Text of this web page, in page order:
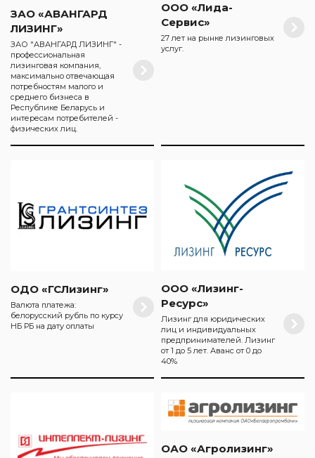
ЗАО «АВАНГАРД
ЛИЗИНГ»
ЗАО "АВАНГАРД ЛИЗИНГ" -
профессиональная
лизинговая компания,
максимально отвечающая
потребностям малого и
среднего бизнеса в
Республике Беларусь и
интересам потребителей -
физических лиц.
ООО «Лида-
Сервис»
27 лет на рынке лизинговых
услуг.
ОДО «ГСЛизинг»
Валюта платежа:
белорусский рубль по курсу
НБ РБ на дату оплаты
ООО «Лизинг-
Ресурс»
Лизинг для юридических
лиц и индивидуальных
предпринимателей. Лизинг
от 1 до 5 лет. Аванс от 0 до
40%
ОАО «Агролизинг»